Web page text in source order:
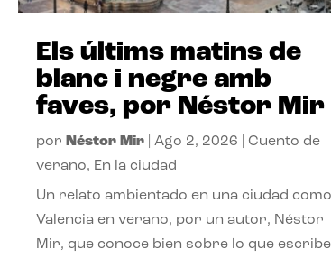
Els últims matins de
blanc i negre amb
faves, por Néstor Mir
por Néstor Mir| Ago 2, 2026
Cuento de
verano, En la ciudad
Un relato ambientado en una ciudad como
Valencia en verano, por un autor, Néstor
Mir, que conoce bien sobre lo que